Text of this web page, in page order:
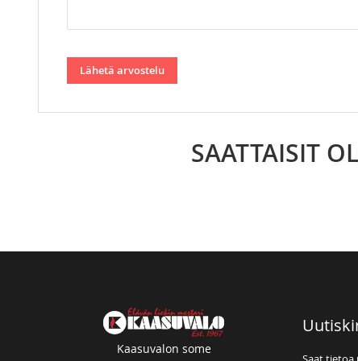
Lähetä arvostelu
SAATTAISIT
Kaasuvalon some